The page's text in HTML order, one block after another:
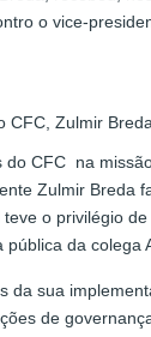
o vice-
Zulmir
CFC na
Zulmir
o privilégio
da
sua
de